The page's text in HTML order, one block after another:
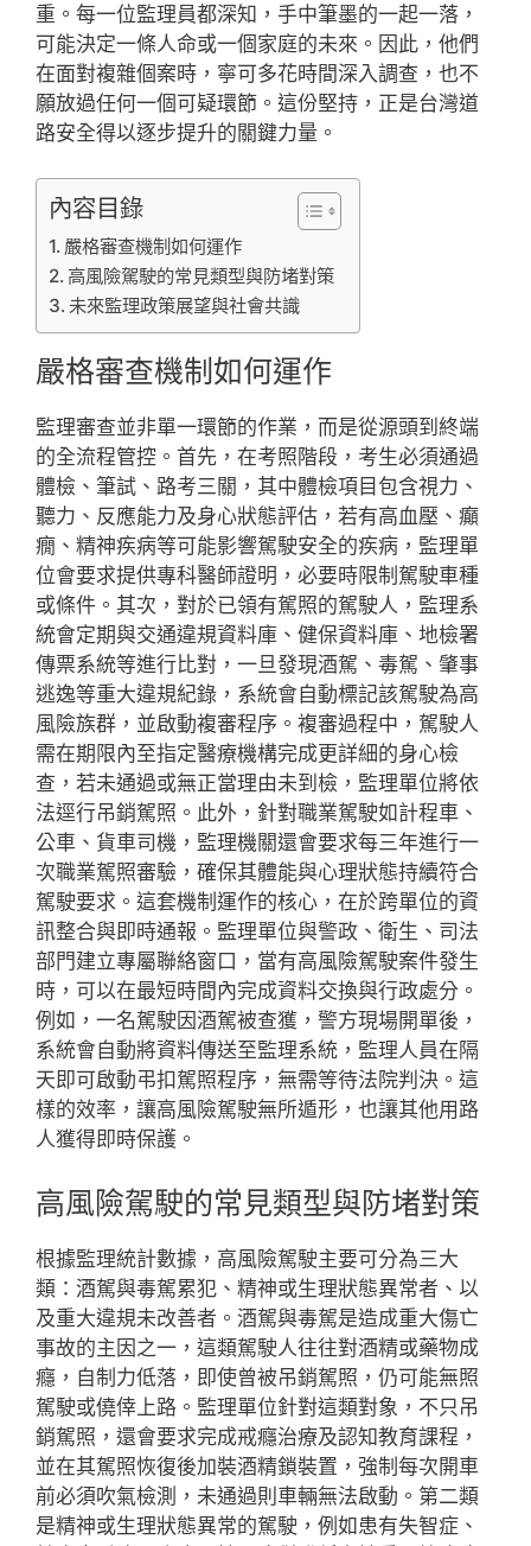
重。每一位監理員都深知，手中筆墨的一起一落，
可能決定一條人命或一個家庭的未來。因此，他們
在面對複雜個案時，寧可多花時間深入調查，也不
願放過任何一個可疑環節。這份堅持，正是台灣道
路安全得以逐步提升的關鍵力量。
內容目錄
嚴格審查機制如何運作
高風險駕駛的常見類型與防堵對策
未來監理政策展望與社會共識
嚴格審查機制如何運作
監理審查並非單一環節的作業，而是從源頭到終端
的全流程管控。首先，在考照階段，考生必須通過
體檢、筆試、路考三關，其中體檢項目包含視力、
聽力、反應能力及身心狀態評估，若有高血壓、癲
癇、精神疾病等可能影響駕駛安全的疾病，監理單
位會要求提供專科醫師證明，必要時限制駕駛車種
或條件。其次，對於已領有駕照的駕駛人，監理系
統會定期與交通違規資料庫、健保資料庫、地檢署
傳票系統等進行比對，一旦發現酒駕、毒駕、肇事
逃逸等重大違規紀錄，系統會自動標記該駕駛為高
風險族群，並啟動複審程序。複審過程中，駕駛人
需在期限內至指定醫療機構完成更詳細的身心檢
查，若未通過或無正當理由未到檢，監理單位將依
法逕行吊銷駕照。此外，針對職業駕駛如計程車、
公車、貨車司機，監理機關還會要求每三年進行一
次職業駕照審驗，確保其體能與心理狀態持續符合
駕駛要求。這套機制運作的核心，在於跨單位的資
訊整合與即時通報。監理單位與警政、衛生、司法
部門建立專屬聯絡窗口，當有高風險駕駛案件發生
時，可以在最短時間內完成資料交換與行政處分。
例如，一名駕駛因酒駕被查獲，警方現場開單後，
系統會自動將資料傳送至監理系統，監理人員在隔
天即可啟動弔扣駕照程序，無需等待法院判決。這
樣的效率，讓高風險駕駛無所遁形，也讓其他用路
人獲得即時保護。
高風險駕駛的常見類型與防堵對策
根據監理統計數據，高風險駕駛主要可分為三大
類：酒駕與毒駕累犯、精神或生理狀態異常者、以
及重大違規未改善者。酒駕與毒駕是造成重大傷亡
事故的主因之一，這類駕駛人往往對酒精或藥物成
癮，自制力低落，即使曾被吊銷駕照，仍可能無照
駕駛或僥倖上路。監理單位針對這類對象，不只吊
銷駕照，還會要求完成戒癮治療及認知教育課程，
並在其駕照恢復後加裝酒精鎖裝置，強制每次開車
前必須吹氣檢測，未通過則車輛無法啟動。第二類
是精神或生理狀態異常的駕駛，例如患有失智症、